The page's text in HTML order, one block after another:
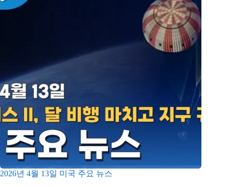
2026년 4월 13일 미국 주요 뉴스